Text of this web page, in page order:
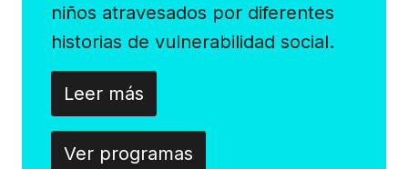
niños atravesados por diferentes
historias de vulnerabilidad social.
Leer más
Ver programas